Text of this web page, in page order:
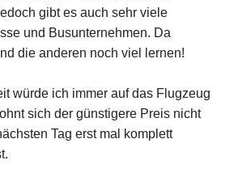
gibt es auch sehr viele
und Busunternehmen. Da
die anderen noch viel lernen!
würde ich immer auf das Flugzeug
sich der günstigere Preis nicht
Tag erst mal komplett